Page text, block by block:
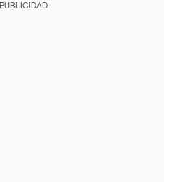
PUBLICIDAD